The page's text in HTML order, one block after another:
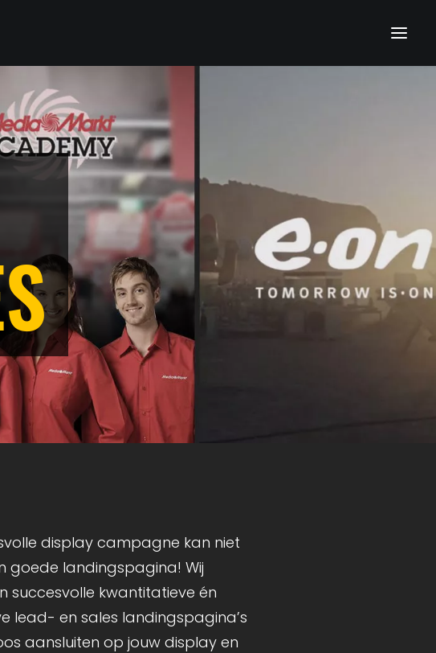
display campagne kan niet
goede landingspagina! Wij
succesvolle kwantitatieve én
lead- en sales landingspagina’s
aansluiten op jouw display en